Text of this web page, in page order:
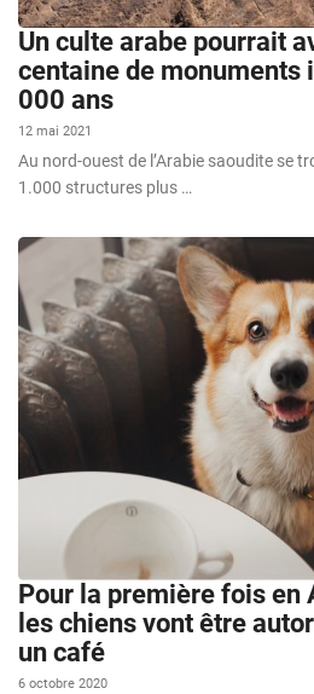
Un culte arabe pourrait
centaine de monuments
000 ans
12 mai 2021
Au nord-ouest de l’Arabie saoudite se
1.000 structures plus …
Pour la première fois en
les chiens vont être
un café
6 octobre 2020